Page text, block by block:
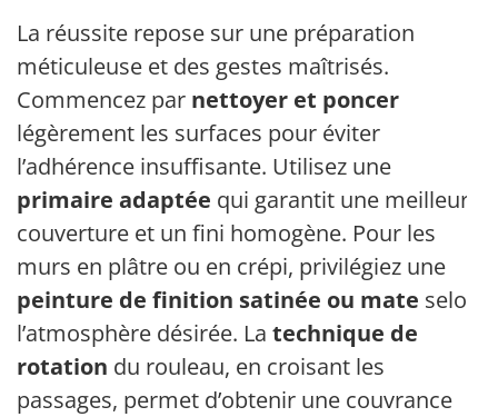
La réussite repose sur une préparation
méticuleuse et des gestes maîtrisés.
Commencez par nettoyer et poncer
légèrement les surfaces pour éviter
l’adhérence insuffisante. Utilisez une
primaire adaptée qui garantit une meilleure
couverture et un fini homogène. Pour les
murs en plâtre ou en crépi, privilégiez une
peinture de finition satinée ou mate selon
l’atmosphère désirée. La technique de
rotation du rouleau, en croisant les
passages, permet d’obtenir une couvrance